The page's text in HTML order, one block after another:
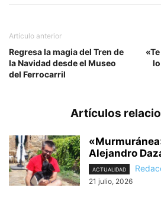
Artículo anterior
Regresa la magia del Tren de
la Navidad desde el Museo
del Ferrocarril
Artículos
Alejandro
ACTUALIDAD
21 julio, 2026